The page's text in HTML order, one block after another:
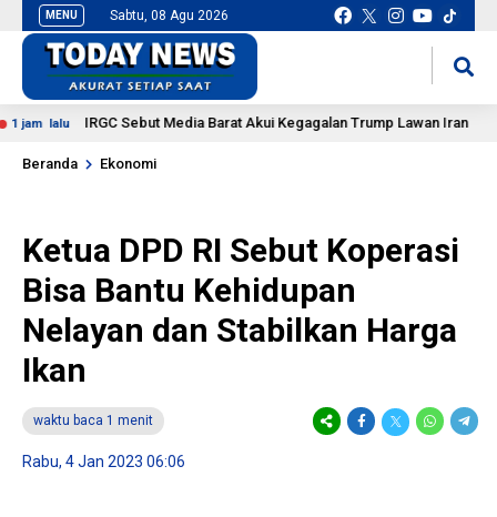
MENU Sabtu, 08 Agu 2026
lalu IRGC Sebut Media Barat Akui Kegagalan Trump Lawan Iran
Beranda Ekonomi
Ketua DPD RI Sebut Koperasi
Bisa Bantu Kehidupan
Nelayan dan Stabilkan Harga
Ikan
waktu baca 1 menit
Rabu, 4 Jan 2023 06:06